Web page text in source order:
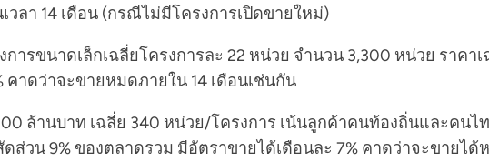
ลา 14 เดือน (กรณีไม่มีโครงการเปิดขายใหม่)
ารขนาดเล็กเฉลี่ยโครงการละ 22 หน่วย จำนวน 3,300 หน่วย ราคา
คาดว่าจะขายหมดภายใน 14 เดือนเช่นกัน
ล้านบาท เฉลี่ย 340 หน่วย/โครงการ เน้นลูกค้าคนท้องถิ่นและคนไ
ส่วน 9% ของตลาดรวม มีอัตราขายได้เดือนละ 7% คาดว่าจะขายได้